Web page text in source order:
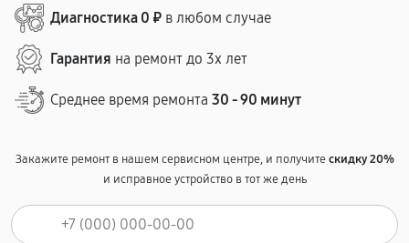
Диагностика 0 ₽ в любом случае
Гарантия на ремонт до 3х лет
Среднее время ремонта 30 - 90 минут
Закажите ремонт в нашем сервисном центре, и получитескидку 20%
и исправное устройство в тот же день